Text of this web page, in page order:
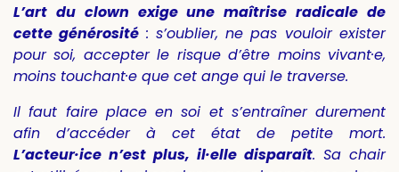
L’art du clown exige une maîtrise radicale de
cette générosité : s’oublier, ne pas vouloir exister
pour soi, accepter le risque d’être moins vivant·e,
moins touchant·e que cet ange qui le traverse.
Il faut faire place en soi et s’entraîner durement
afin d’accéder à cet état de petite mort.
L’acteur·ice n’est plus, il·elle disparaît. Sa chair